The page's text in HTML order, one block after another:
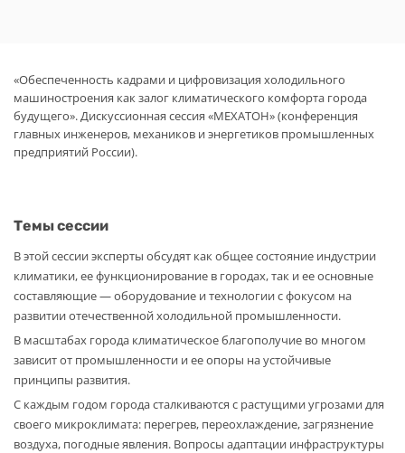
«Обеспеченность кадрами и цифровизация холодильного
машиностроения как залог климатического комфорта города
будущего». Дискуссионная сессия «МЕХАТОН» (конференция
главных инженеров, механиков и энергетиков промышленных
предприятий России).
Темы сессии
В этой сессии эксперты обсудят как общее состояние индустрии
климатики, ее функционирование в городах, так и ее основные
составляющие — оборудование и технологии с фокусом на
развитии отечественной холодильной промышленности.
В масштабах города климатическое благополучие во многом
зависит от промышленности и ее опоры на устойчивые
принципы развития.
С каждым годом города сталкиваются с растущими угрозами для
своего микроклимата: перегрев, переохлаждение, загрязнение
воздуха, погодные явления. Вопросы адаптации инфраструктуры